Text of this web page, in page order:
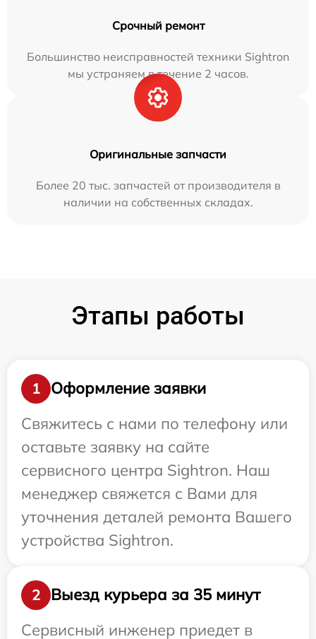
Срочный ремонт
Большинство неисправностей техники Sightron
мы устраняем в течение 2 часов.
Оригинальные запчасти
Более 20 тыс. запчастей от производителя в
наличии на собственных складах.
Этапы работы
1
Оформление заявки
Свяжитесь с нами по телефону или
оставьте заявку на сайте
сервисного центра Sightron. Наш
менеджер свяжется с Вами для
уточнения деталей ремонта Вашего
устройства Sightron.
2
Выезд курьера за 35 минут
Сервисный инженер приедет в